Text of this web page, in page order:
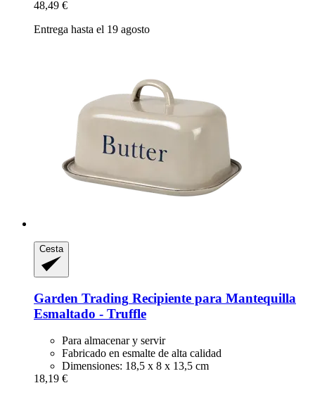
48,49 €
Entrega hasta el 19 agosto
Cesta
Garden Trading Recipiente para Mantequilla
Esmaltado -​ Truffle
Para almacenar y servir
Fabricado en esmalte de alta calidad
Dimensiones: 18,5 x 8 x 13,5 cm
18,19 €